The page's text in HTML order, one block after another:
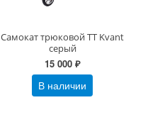
Самокат трюковой TT Kvant
серый
15 000 ₽
В наличии